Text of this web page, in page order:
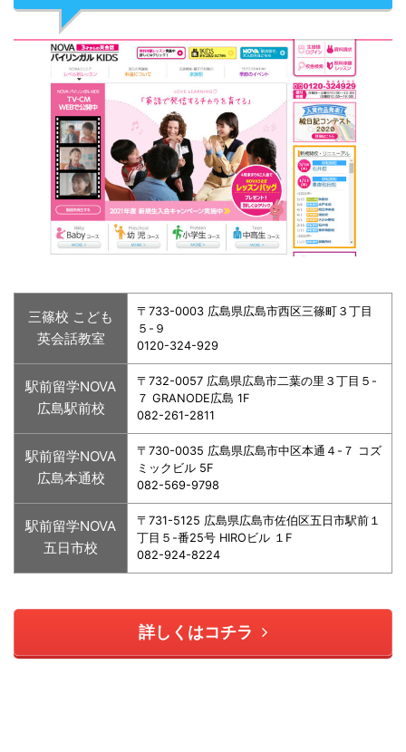
三篠校 こども
英会話教室
〒733-0003 広島県広島市西区三篠町３丁目
５-９
0120-324-929
駅前留学NOVA
広島駅前校
〒732-0057 広島県広島市二葉の里３丁目５-
７ GRANODE広島 1F
082-261-2811
駅前留学NOVA
広島本通校
〒730-0035 広島県広島市中区本通４-７ コズ
ミックビル 5F
082-569-9798
駅前留学NOVA
五日市校
〒731-5125 広島県広島市佐伯区五日市駅前１
丁目５-番25号 HIROビル １F
082-924-8224
詳しくはコチラ